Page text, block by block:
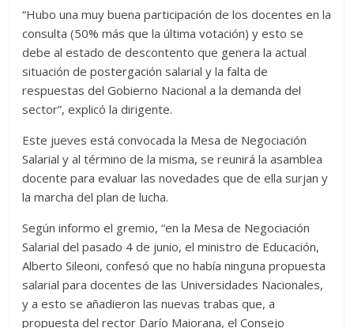
“Hubo una muy buena participación de los docentes en la
consulta (50% más que la última votación) y esto se
debe al estado de descontento que genera la actual
situación de postergación salarial y la falta de
respuestas del Gobierno Nacional a la demanda del
sector”, explicó la dirigente.
Este jueves está convocada la Mesa de Negociación
Salarial y al término de la misma, se reunirá la asamblea
docente para evaluar las novedades que de ella surjan y
la marcha del plan de lucha.
Según informo el gremio, “en la Mesa de Negociación
Salarial del pasado 4 de junio, el ministro de Educación,
Alberto Sileoni, confesó que no había ninguna propuesta
salarial para docentes de las Universidades Nacionales,
y a esto se añadieron las nuevas trabas que, a
propuesta del rector Darío Maiorana, el Consejo